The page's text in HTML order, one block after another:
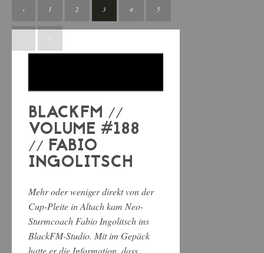
‹ 1 2 3 4 5
› »
BLACKFM //
VOLUME #188
// FABIO
INGOLITSCH
Mehr oder weniger direkt von der
Cup-Pleite in Altach kam Neo-
Sturmcoach Fabio Ingolitsch ins
BlackFM-Studio. Mit im Gepäck